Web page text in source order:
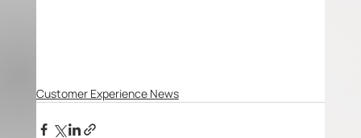
Customer Experience News